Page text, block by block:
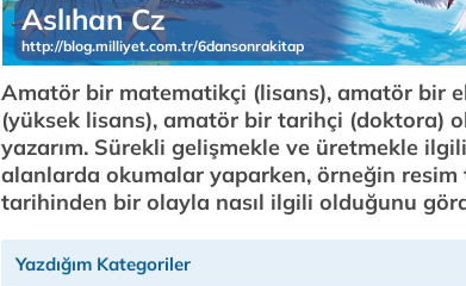
Aslıhan Cz
http://blog.milliyet.com.tr/6dansonrakitap
Amatör bir matematikçi (lisans), amatör bir
(yüksek lisans), amatör bir tarihçi (doktora)
yazarım. Sürekli gelişmekle ve üretmekle
alanlarda okumalar yaparken, örneğin
tarihinden bir olayla nasıl ilgili olduğunu
Yazdığım Kategoriler